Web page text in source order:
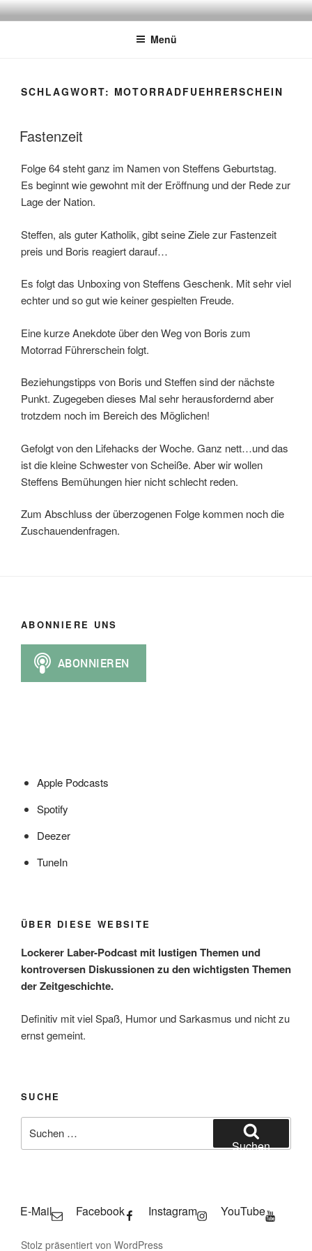
Zum
InhaltATSCHEBÄREBACH
Mit viel Spaß, Humor und Sarkasmus
Menü
SCHLAGWORT: MOTORRADFUEHRERSCHEIN
Fastenzeit
Folge 64 steht ganz im Namen von Steffens Geburtstag.
Es beginnt wie gewohnt mit der Eröffnung und der Rede zur
Lage der Nation.
Steffen, als guter Katholik, gibt seine Ziele zur Fastenzeit
preis und Boris reagiert darauf…
Es folgt das Unboxing von Steffens Geschenk. Mit sehr viel
echter und so gut wie keiner gespielten Freude.
Eine kurze Anekdote über den Weg von Boris zum
Motorrad Führerschein folgt.
Beziehungstipps von Boris und Steffen sind der nächste
Punkt. Zugegeben dieses Mal sehr herausfordernd aber
trotzdem noch im Bereich des Möglichen!
Gefolgt von den Lifehacks der Woche. Ganz nett…und das
ist die kleine Schwester von Scheiße. Aber wir wollen
Steffens Bemühungen hier nicht schlecht reden.
Zum Abschluss der überzogenen Folge kommen noch die
Zuschauendenfragen.
ABONNIERE UNS
Apple Podcasts
Spotify
Deezer
TuneIn
ÜBER DIESE WEBSITE
Lockerer Laber-Podcast mit lustigen Themen und
kontroversen Diskussionen zu den wichtigsten Themen
der Zeitgeschichte.
Definitiv mit viel Spaß, Humor und Sarkasmus und nicht zu
ernst gemeint.
SUCHE
nach:
Suchen
E-Mail Facebook Instagram YouTube
Stolz präsentiert von WordPress